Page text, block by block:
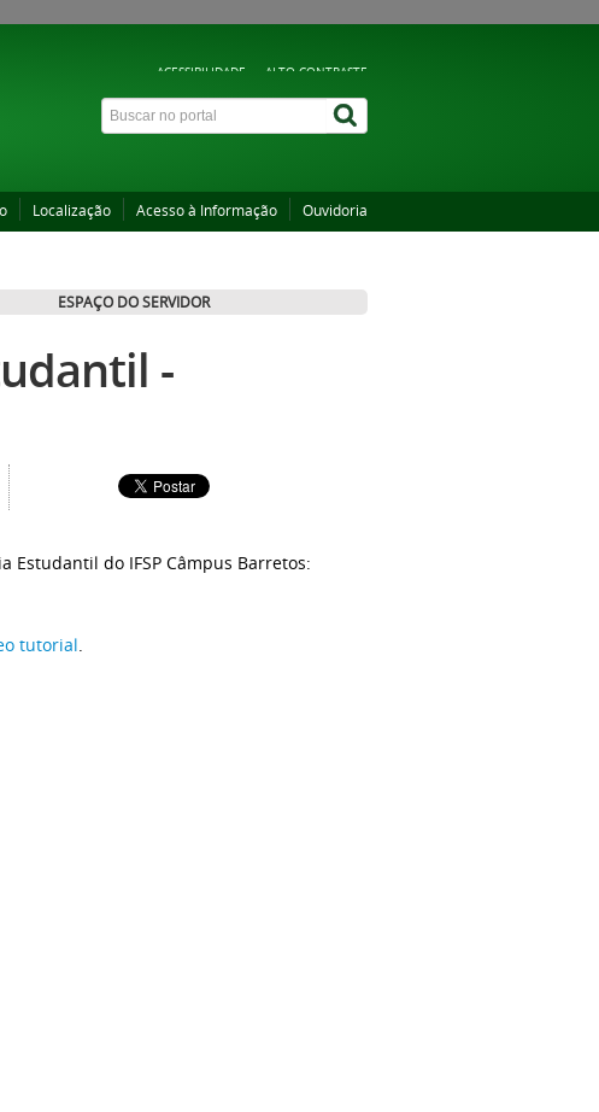
ACESSIBILIDADE ALTO CONTRASTE
Localização Acesso à Informação Ouvidoria
ESPAÇO DO SERVIDOR
-
Estudantil do IFSP Câmpus Barretos:
tutorial.